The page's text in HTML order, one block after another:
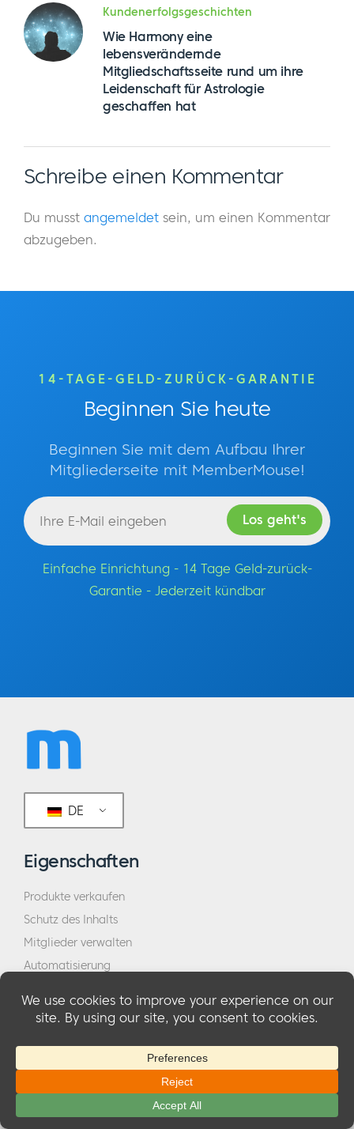
Kundenerfolgsgeschichten
Wie Harmony eine
lebensverändernde
Mitgliedschaftsseite rund um ihre
Leidenschaft für Astrologie
geschaffen hat
Schreibe einen Kommentar
Du musst angemeldet sein, um einen Kommentar
abzugeben.
14-TAGE-GELD-ZURÜCK-GARANTIE
Beginnen Sie heute
Beginnen Sie mit dem Aufbau Ihrer
Mitgliederseite mit MemberMouse!
Einfache Einrichtung - 14 Tage Geld-zurück-
Garantie - Jederzeit kündbar
DE
Eigenschaften
Produkte verkaufen
Schutz des Inhalts
Mitglieder verwalten
Automatisierung
Alle Merkmale anzeigen
Unternehmen